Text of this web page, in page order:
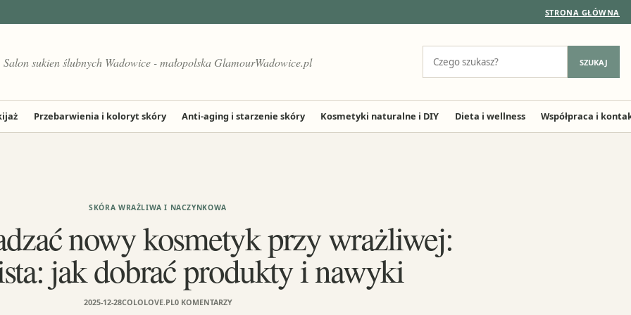
STRONA GŁÓWNA
Salon sukien ślubnych Wadowice - małopolska GlamourWadowice.pl SZUKAJ
Przebarwienia i koloryt skóry Anti-aging i starzenie skóry Kosmetyki naturalne i DIY Dieta i wellness Współpraca i
SKÓRA WRAŻLIWA I NACZYNKOWA
nowy kosmetyk przy wrażliwej:
jak dobrać produkty i nawyki
2025-12-28COLOLOVE.PL0 KOMENTARZY